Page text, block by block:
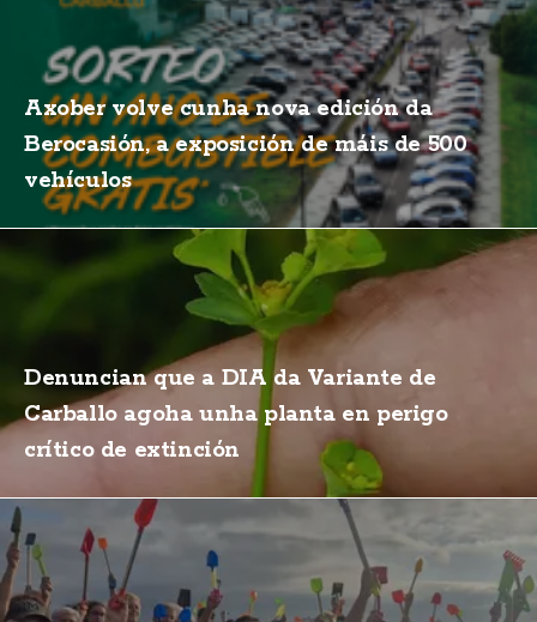
Axober volve cunha nova edición da
Berocasión, a exposición de máis de 500
vehículos
Denuncian que a DIA da Variante de
Carballo agoha unha planta en perigo
crítico de extinción